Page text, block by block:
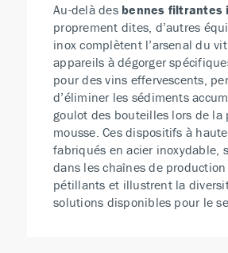
Au-delà des bennes filtrantes
proprement dites, d’autres
inox complètent l’arsenal du
appareils à dégorger
pour des vins effervescents,
d’éliminer les sédiments
goulot des bouteilles lors de la
mousse. Ces dispositifs à
fabriqués en acier inoxydable,
dans les chaînes de
pétillants et illustrent la
solutions disponibles pour le